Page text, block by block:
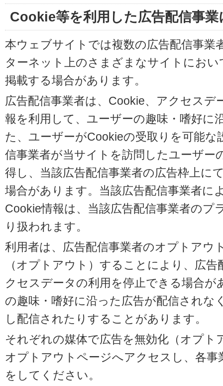
Cookie等を利用した広告配信事
本ウェブサイトでは複数の広告配信事業
ターネット上のさまざまなサイトにお
掲載する場合があります。
広告配信事業者は、Cookie、アクセスデ
報を利用して、ユーザーの趣味・嗜好に
た、ユーザーがCookieの受取りを可能
信事業者が当サイトを訪問したユーザー
得し、当該広告配信事業者の広告枠上に
場合があります。当該広告配信事業者に
Cookie情報は、当該広告配信事業者のプ
り扱われます。
利用者は、広告配信事業者のオプトアウ
（オプトアウト）することにより、広
クセスデータの利用を停止できる場合が
の趣味・嗜好に沿った広告が配信されな
し配信されたりすることがあります。
それぞれの媒体で広告を無効化（オプト
オプトアウトページへアクセスし、各
をしてください。